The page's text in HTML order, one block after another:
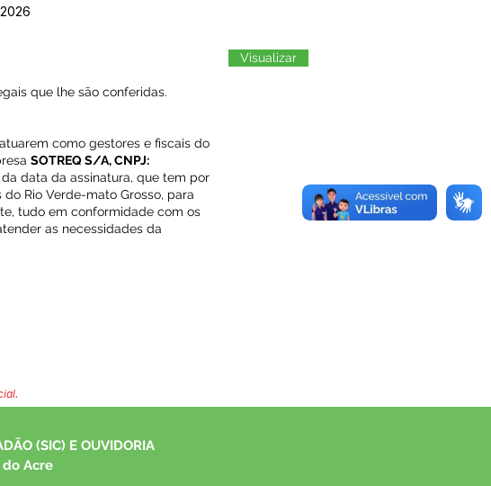
que lhe são conferidas.
como gestores e fiscais do
SOTREQ S/A, CNPJ:
data da assinatura, que tem por
Rio Verde-mato Grosso, para
tudo em conformidade com os
as necessidades da
Visualizar
(SIC) E OUVIDORIA
Acre